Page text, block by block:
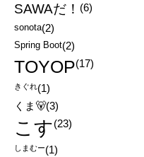
SAWAだ！ (6)
sonota(2)
Spring Boot(2)
TOYOP(17)
きぐれ(1)
くま🐻(3)
こす(23)
しまむー(1)